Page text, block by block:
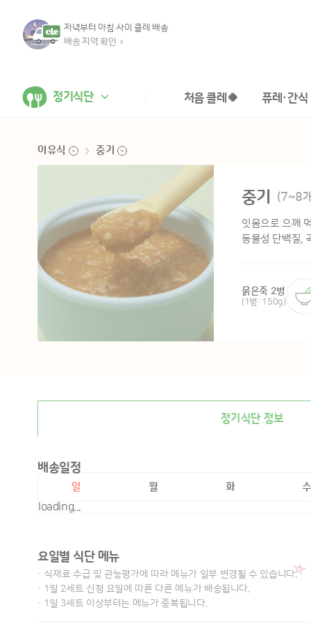
저녁부터 아침 사이 클레 배송
배송 지역 확인
정기식단 처음 클레🍀 퓨레·간식
이유식
패키지
퓨레&요거트
중기
초기2
중기
후기2
후기무른밥
중기 (7~8
잇몸으로 으깨
동물성 단백질,
묽은죽 2병
(1병: 150g)
정기식단 정보
배송일정
일 월 화 수
loading...
요일별 식단 메뉴
· 식재료 수급 및 관능평가에 따라 메뉴가 일부 변경될 수 있습니다.
· 1일 2세트 신청 요일에 따른 다른 메뉴가 배송됩니다.
· 1일 3세트 이상부터는 메뉴가 중복됩니다.